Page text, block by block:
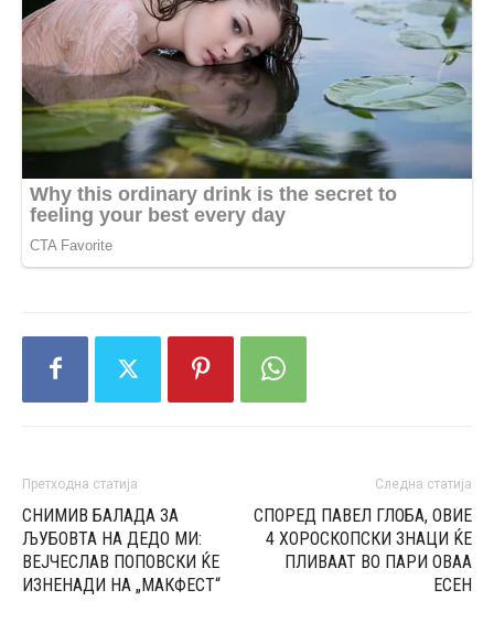
Претходна статија
СНИМИВ БАЛАДА ЗА
ЉУБОВТА НА ДЕДO МИ:
ВЕЈЧЕСЛАВ ПОПОВСКИ ЌЕ
ИЗНЕНАДИ НА „МАКФЕСТ“
Следна статија
СПОРЕД ПАВЕЛ ГЛОБА, ОВИЕ
4 ХОРОСКОПСКИ ЗНАЦИ ЌЕ
ПЛИВААТ ВО ПАРИ ОВАА
ЕСЕН